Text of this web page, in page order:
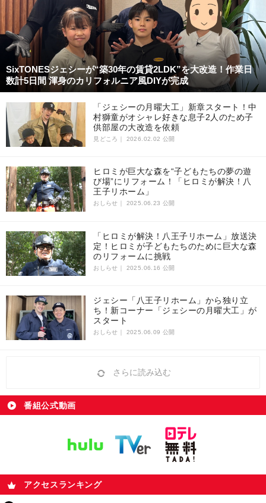
SixTONESジェシーが“築30年の賃貸2LDK”を大改造！作業日
数計5日間 渾身のカリフォルニア風DIYが完成
「ジェシーの月曜大工」新章スタート！中
村獅童がオシャレ好きな息子2人のため子
供部屋の大改造を依頼
見どころ｜ 2026.02.02 公開
ヒロミが巨大な森を“子どもたちの夢の遊
び場”にリフォーム！「ヒロミが解決！八
王子リホーム」
おしらせ｜ 2025.06.23 公開
「ヒロミが解決！八王子リホーム」放送決
定！ヒロミが子どもたちのために巨大な森
のリフォームに挑戦
おしらせ｜ 2025.06.16 公開
ジェシー「八王子リホーム」から独り立
ち！新コーナー「ジェシーの月曜大工」が
スタート
おしらせ｜ 2025.06.09 公開
さらに読み込む
番組公式動画
アクセスランキング